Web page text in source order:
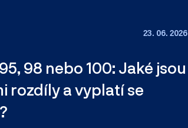
23. 06. 2026
98 nebo 100: Jaké jsou
rozdíly a vyplatí se